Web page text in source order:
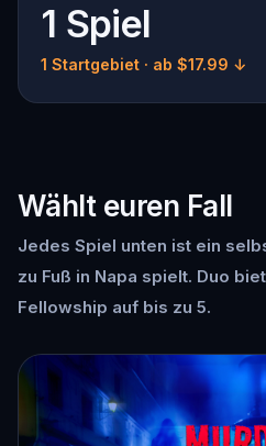
1 Spiel
1 Startgebiet · ab $17.99 ↓
Wählt euren Fall
Jedes Spiel unten ist ein
zu Fuß in Napa spielt. Duo
Fellowship auf bis zu 5.